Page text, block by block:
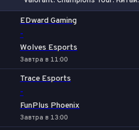
EDward Gaming
-
Wolves Esports
Завтра в 11:00
Trace Esports
-
FunPlus Phoenix
Завтра в 13:00